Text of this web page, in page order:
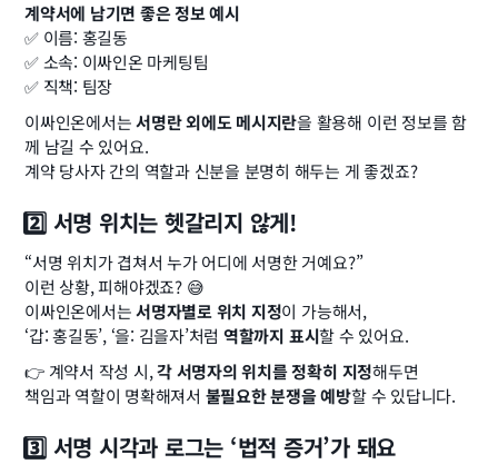
계약서에 남기면 좋은 정보 예시
✅ 이름: 홍길동
✅ 소속: 이싸인온 마케팅팀
✅ 직책: 팀장
이싸인온에서는 서명란 외에도 메시지란을 활용해 이런 정보를 함
께 남길 수 있어요.
계약 당사자 간의 역할과 신분을 분명히 해두는 게 좋겠죠?
2️⃣ 서명 위치는 헷갈리지 않게!
“서명 위치가 겹쳐서 누가 어디에 서명한 거예요?”
이런 상황, 피해야겠죠? 😅
이싸인온에서는 서명자별로 위치 지정이 가능해서,
‘갑: 홍길동’, ‘을: 김을자’처럼 역할까지 표시할 수 있어요.
👉 계약서 작성 시, 각 서명자의 위치를 정확히 지정해두면
책임과 역할이 명확해져서 불필요한 분쟁을 예방할 수 있답니다.
3️⃣ 서명 시각과 로그는 ‘법적 증거’가 돼요